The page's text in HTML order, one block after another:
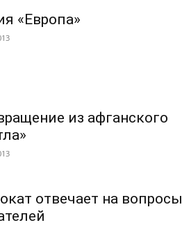
«Европа»
из афганского
отвечает на вопросы